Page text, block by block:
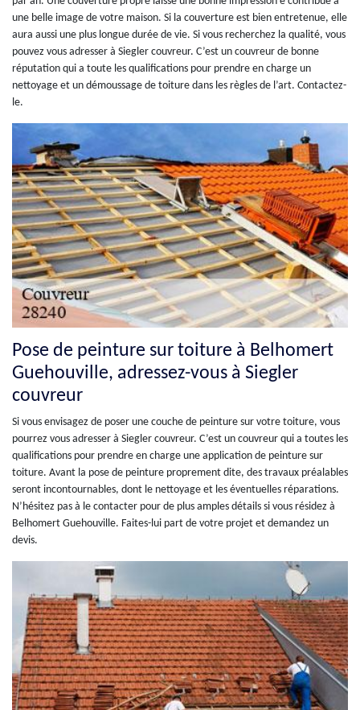
une belle image de votre maison. Si la couverture est bien entretenue, elle
aura aussi une plus longue durée de vie. Si vous recherchez la qualité, vous
pouvez vous adresser à Siegler couvreur. C’est un couvreur de bonne
réputation qui a toute les qualifications pour prendre en charge un
nettoyage et un démoussage de toiture dans les règles de l’art. Contactez-
le.
Pose de peinture sur toiture à Belhomert
Guehouville, adressez-vous à Siegler
couvreur
Si vous envisagez de poser une couche de peinture sur votre toiture, vous
pourrez vous adresser à Siegler couvreur. C’est un couvreur qui a toutes les
qualifications pour prendre en charge une application de peinture sur
toiture. Avant la pose de peinture proprement dite, des travaux préalables
seront incontournables, dont le nettoyage et les éventuelles réparations.
N’hésitez pas à le contacter pour de plus amples détails si vous résidez à
Belhomert Guehouville. Faites-lui part de votre projet et demandez un
devis.